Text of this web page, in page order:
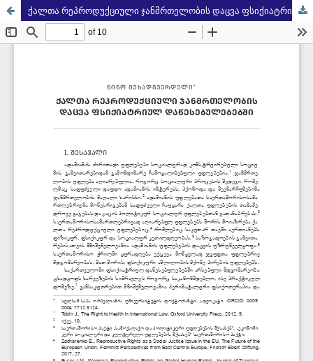
ქალთა რეპროდუქციული ჯანმრთელობის დაცვა ფსიქიატრიულ დაწესებულებებში